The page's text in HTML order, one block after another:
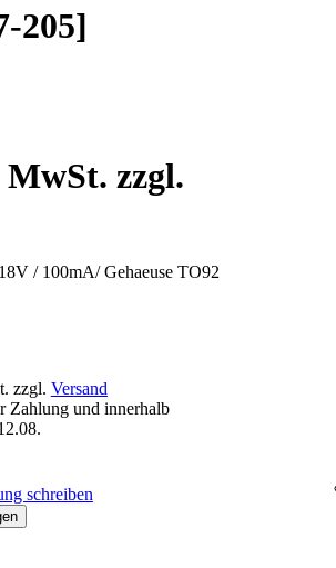
205]
zzgl.
/ 100mA/ Gehaeuse TO92
zzgl. Versand
Zahlung und innerhalb
schreiben